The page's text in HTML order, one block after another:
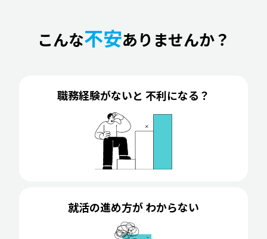
こんな不安ありませんか？
職務経験がないと 不利になる？
就活の進め方が わからない